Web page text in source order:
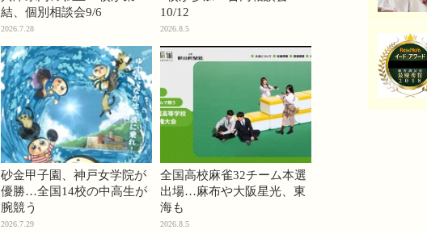
結、個別相談会9/6
2026.7.28
10/12
2026.8.5
砂金甲子園、神戸女学院が
優勝…全国14校の中高生が
腕競う
2026.7.29
全国高校麻雀32チーム本選
出場…麻布や大阪星光、東
海も
2026.8.5